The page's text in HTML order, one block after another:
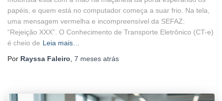
papéis, e quem está no computador começa a suar frio. Na tela,
uma mensagem vermelha e incompreensível da SEFAZ:
“Rejeição XXX”. O Conhecimento de Transporte Eletrônico (CT-e)
é cheio de Leia mais…
Por Rayssa Faleiro 7 meses atrás